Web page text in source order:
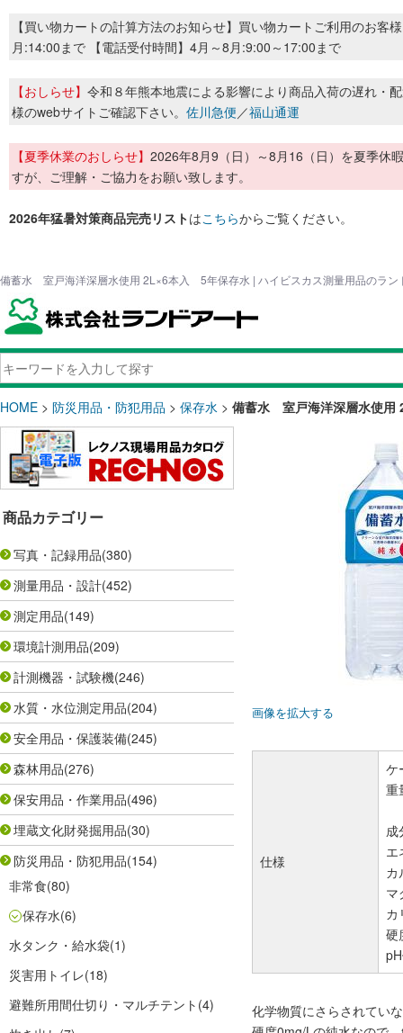
【買い物カートの計算方法のお知らせ】買い物カートご利用のお客
月:14:00まで 【電話受付時間】4月～8月:9:00～17:00まで
【おしらせ】 令和８年熊本地震による影響により商品入荷の遅れ・
様のwebサイトご確認下さい。 佐川急便／福山通運
【夏季休業のおしらせ】 2026年8月9（日）～8月16（日）を夏季休
すが、ご理解・ご協力をお願い致します。
2026年猛暑対策商品完売リストはこちらからご覧ください。
備蓄水 室戸海洋深層水使用 2L×6本入 5年保存水 | ハイビスカス測量用品のラン
HOME > 防災用品・防犯用品 > 保存水 > 備蓄水 室戸海洋深層水使
商品カテゴリー
写真・記録用品(380)
測量用品・設計(452)
測定用品(149)
環境計測用品(209)
計測機器・試験機(246)
水質・水位測定用品(204)
安全用品・保護装備(245)
森林用品(276)
保安用品・作業用品(496)
埋蔵文化財発掘用品(30)
防災用品・防犯用品(154)
非常食(80)
保存水(6)
水タンク・給水袋(1)
災害用トイレ(18)
避難所用間仕切り・マルチテント (4)
画像を拡大する
仕様
ケ
重
成
エ
カ
マ
カ
硬
化学物質にさらされてい